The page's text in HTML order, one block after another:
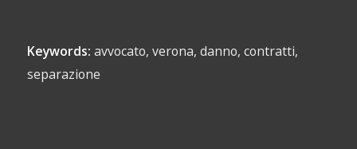
Keywords: avvocato, verona, danno, contratti,
separazione